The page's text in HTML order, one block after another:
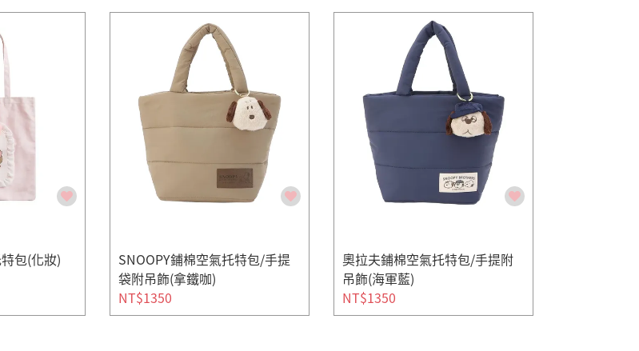
包(化妝)
SNOOPY鋪棉空氣托特包/手提
袋附吊飾(拿鐵咖)
NT$1350
奧拉夫鋪棉空氣托特包/手提附
吊飾(海軍藍)
NT$1350